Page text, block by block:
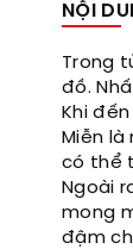
NỘI
Trong
đồ.
Khi
Miễn
có thể
Ngoài
mong
đậm